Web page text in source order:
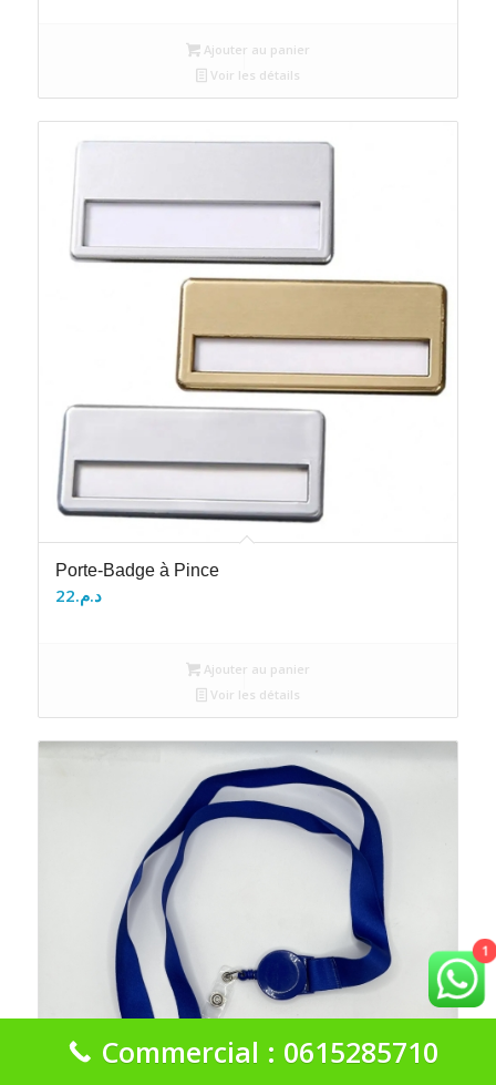
Ajouter au panier
Voir les détails
Porte-Badge à Pince
د.م.22
Ajouter au panier
Voir les détails
1
Commercial : 0615285710